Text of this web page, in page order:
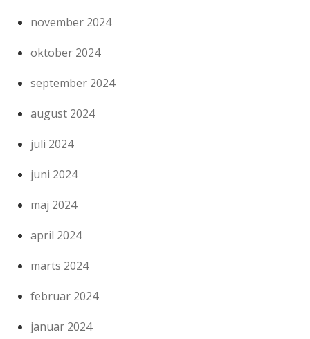
november 2024
oktober 2024
september 2024
august 2024
juli 2024
juni 2024
maj 2024
april 2024
marts 2024
februar 2024
januar 2024